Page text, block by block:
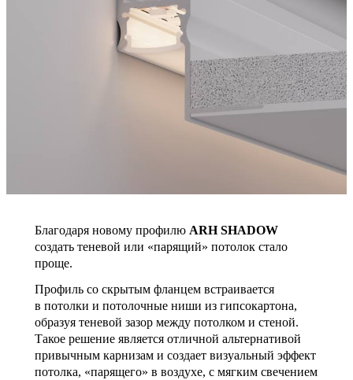
Благодаря новому профилю ARH SHADOW
создать теневой или «парящий» потолок стало
проще.
Профиль со скрытым фланцем встраивается
в потолки и потолочные ниши из гипсокартона,
образуя теневой зазор между потолком и стеной.
Такое решение является отличной альтернативой
привычным карнизам и создает визуальный эффект
потолка, «парящего» в воздухе, с мягким свечением